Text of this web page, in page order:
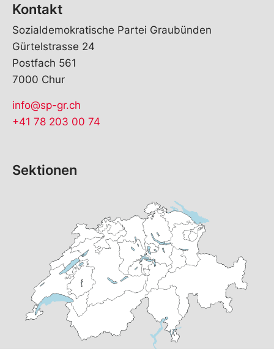
Kontakt
Sozialdemokratische Partei Graubünden
Gürtelstrasse 24
Postfach 561
7000 Chur
info@sp-gr.ch
+41 78 203 00 74
Sektionen